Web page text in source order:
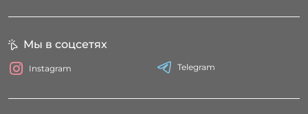
Мы в соцсетях
Instagram Telegram